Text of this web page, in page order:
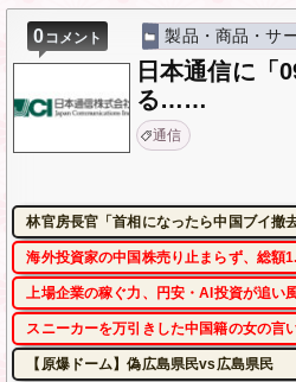
0コメント 製品・商品・サ
日本通信に「
る……
通信
林官房長官「首相になったら中国ブイ
海外投資家の中国株売り止まらず、総
上場企業の稼ぐ力、円安・AI投資が追
スニーカーを万引きした中国籍の女の言
【原爆ドーム】偽広島県民vs広島県民